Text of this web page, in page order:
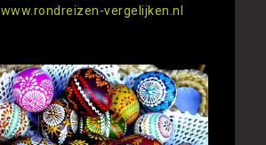
www.rondreizen-vergelijken.nl